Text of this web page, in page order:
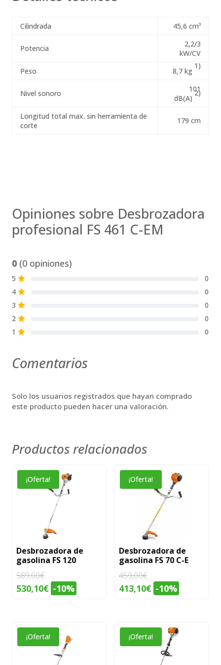
Cilindrada 45,6 cm³
Potencia
2,2/3
kW/CV
Peso
8,7 kg
1)
Nivel sonoro
101
dB(A)
2)
Longitud total max. sin herramienta de
corte
179 cm
Opiniones sobre Desbrozadora
profesional FS 461 C-EM
0 (0 opiniones)
5 S
0
4 S
0
3 S
0
2 S
0
1 S 0
Comentarios
Solo los usuarios registrados que hayan comprado
este producto pueden hacer una valoración.
Productos relacionados
¡Oferta!
Desbrozadora de
gasolina FS 120
589,00€
El
era:
589,00€.
530,10€El
es:
530,10€.
-10%
¡Oferta!
Desbrozadora de
gasolina FS 70 C-E
459,00€
El
era:
459,00€.
413,10€El
es:
413,10€.
-10%
¡Oferta! ¡Oferta!